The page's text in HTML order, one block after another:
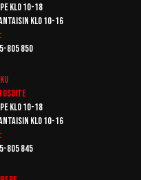
klo 10-18
klo 10-16
805 850
osoite
klo 10-18
klo 10-16
805 845